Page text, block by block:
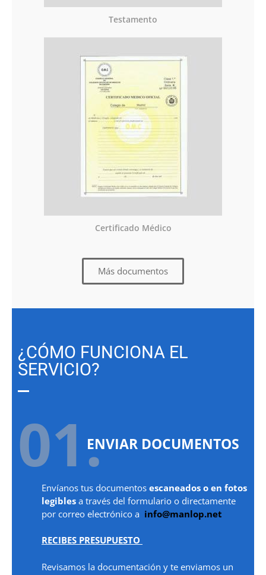
Testamento
Certificado Médico
Más documentos
¿CÓMO FUNCIONA EL
SERVICIO?
01.ENVIAR DOCUMENTOS
Envíanos tus documentos escaneados o en fotos
legibles a través del formulario o directamente
por correo electrónico a info@manlop.net
RECIBES PRESUPUESTO
Revisamos la documentación y te enviamos un